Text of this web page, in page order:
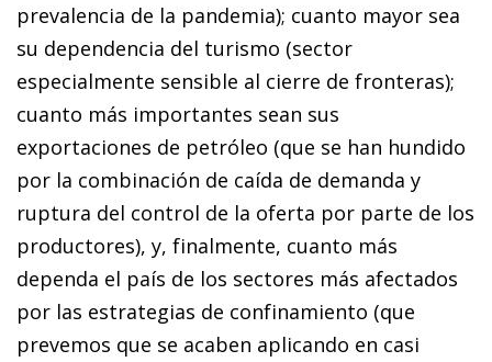
prevalencia de la pandemia); cuanto mayor sea
su dependencia del turismo (sector
especialmente sensible al cierre de fronteras);
cuanto más importantes sean sus
exportaciones de petróleo (que se han hundido
por la combinación de caída de demanda y
ruptura del control de la oferta por parte de los
productores), y, finalmente, cuanto más
dependa el país de los sectores más afectados
por las estrategias de confinamiento (que
prevemos que se acaben aplicando en casi